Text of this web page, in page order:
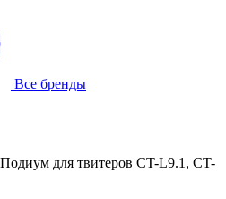
Все бренды
для твитеров CT-L9.1, CT-